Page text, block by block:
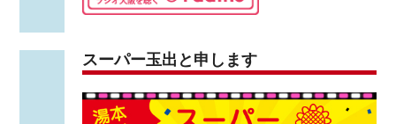
スーパー玉出と申します